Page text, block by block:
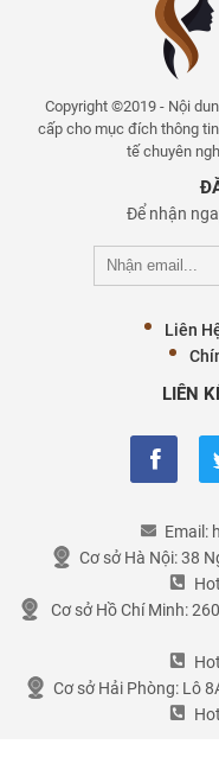
Copyright ©2019 - Nội
cấp cho mục đích thông
tế chuyên
Để nhận
Liên
LIÊN
Email:
Cơ sở Hà Nội:38
Cơ sở Hồ Chí Minh:
Cơ sở Hải Phòng: Lô